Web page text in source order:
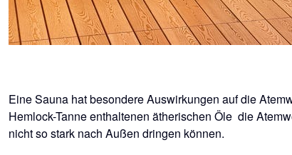
Eine Sauna hat besondere Auswirkungen auf die
Hemlock-Tanne enthaltenen ätherischen Öle die
nicht so stark nach Außen dringen können.